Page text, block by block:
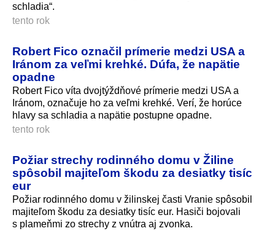
schladia“.
tento rok
Robert Fico označil prímerie medzi USA a
Iránom za veľmi krehké. Dúfa, že napätie
opadne
Robert Fico víta dvojtýždňové prímerie medzi USA a
Iránom, označuje ho za veľmi krehké. Verí, že horúce
hlavy sa schladia a napätie postupne opadne.
tento rok
Požiar strechy rodinného domu v Žiline
spôsobil majiteľom škodu za desiatky tisíc
eur
Požiar rodinného domu v žilinskej časti Vranie spôsobil
majiteľom škodu za desiatky tisíc eur. Hasiči bojovali
s plameňmi zo strechy z vnútra aj zvonka.